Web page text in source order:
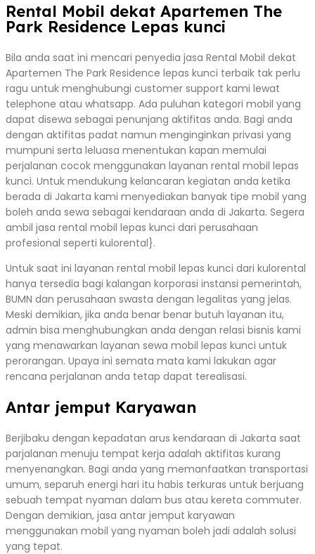
Rental Mobil dekat Apartemen The
Park Residence Lepas kunci
Bila anda saat ini mencari penyedia jasa Rental Mobil dekat
Apartemen The Park Residence lepas kunci terbaik tak perlu
ragu untuk menghubungi customer support kami lewat
telephone atau whatsapp. Ada puluhan kategori mobil yang
dapat disewa sebagai penunjang aktifitas anda. Bagi anda
dengan aktifitas padat namun menginginkan privasi yang
mumpuni serta leluasa menentukan kapan memulai
perjalanan cocok menggunakan layanan rental mobil lepas
kunci. Untuk mendukung kelancaran kegiatan anda ketika
berada di Jakarta kami menyediakan banyak tipe mobil yang
boleh anda sewa sebagai kendaraan anda di Jakarta. Segera
ambil jasa rental mobil lepas kunci dari perusahaan
profesional seperti kulorental}.
Untuk saat ini layanan rental mobil lepas kunci dari kulorental
hanya tersedia bagi kalangan korporasi instansi pemerintah,
BUMN dan perusahaan swasta dengan legalitas yang jelas.
Meski demikian, jika anda benar benar butuh layanan itu,
admin bisa menghubungkan anda dengan relasi bisnis kami
yang menawarkan layanan sewa mobil lepas kunci untuk
perorangan. Upaya ini semata mata kami lakukan agar
rencana perjalanan anda tetap dapat terealisasi.
Antar jemput Karyawan
Berjibaku dengan kepadatan arus kendaraan di Jakarta saat
parjalanan menuju tempat kerja adalah aktifitas kurang
menyenangkan. Bagi anda yang memanfaatkan transportasi
umum, separuh energi hari itu habis terkuras untuk berjuang
sebuah tempat nyaman dalam bus atau kereta commuter.
Dengan demikian, jasa antar jemput karyawan
menggunakan mobil yang nyaman boleh jadi adalah solusi
yang tepat.